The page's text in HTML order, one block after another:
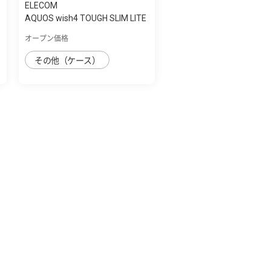
ELECOM
AQUOS wish4 TOUGH SLIM LITE
オープン価格
その他（ケース）